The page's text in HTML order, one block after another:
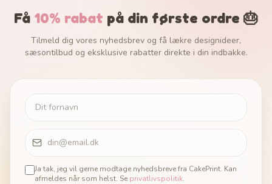
Få 10% rabat på din første ordre 🎂
Tilmeld dig vores nyhedsbrev og få lækre designideer,
sæsontilbud og eksklusive rabatter direkte i din indbakke.
Ja tak, jeg vil gerne modtage nyhedsbreve fra CakePrint. Kan
afmeldes når som helst. Se privatlivspolitik.